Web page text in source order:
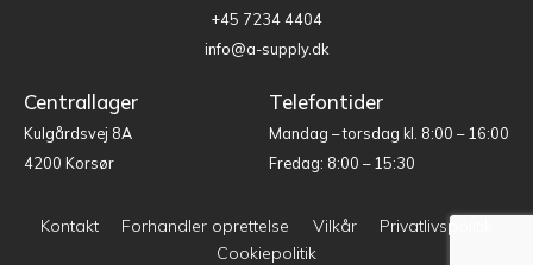
+45 7234 4404
info@a-supply.dk
Centrallager
Kulgårdsvej 8A
4200 Korsør
Telefontider
Mandag – torsdag kl. 8:00 – 16:00
Fredag: 8:00 – 15:30
Kontakt Forhandler oprettelse Vilkår
Privatlivspolitik
Cookiepolitik